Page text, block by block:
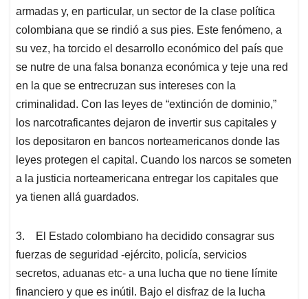
armadas y, en particular, un sector de la clase política
colombiana que se rindió a sus pies. Este fenómeno, a
su vez, ha torcido el desarrollo económico del país que
se nutre de una falsa bonanza económica y teje una red
en la que se entrecruzan sus intereses con la
criminalidad. Con las leyes de “extinción de dominio,”
los narcotraficantes dejaron de invertir sus capitales y
los depositaron en bancos norteamericanos donde las
leyes protegen el capital. Cuando los narcos se someten
a la justicia norteamericana entregar los capitales que
ya tienen allá guardados.
3. El Estado colombiano ha decidido consagrar sus
fuerzas de seguridad -ejército, policía, servicios
secretos, aduanas etc- a una lucha que no tiene límite
financiero y que es inútil. Bajo el disfraz de la lucha